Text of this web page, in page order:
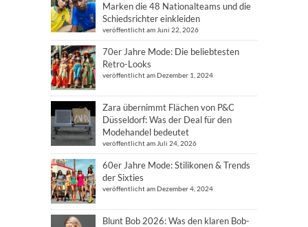
Marken die 48 Nationalteams und die
Schiedsrichter einkleiden
veröffentlicht am Juni 22, 2026
70er Jahre Mode: Die beliebtesten
Retro-Looks
veröffentlicht am Dezember 1, 2024
Zara übernimmt Flächen von P&C
Düsseldorf: Was der Deal für den
Modehandel bedeutet
veröffentlicht am Juli 24, 2026
60er Jahre Mode: Stilikonen & Trends
der Sixties
veröffentlicht am Dezember 4, 2024
Blunt Bob 2026: Was den klaren Bob-